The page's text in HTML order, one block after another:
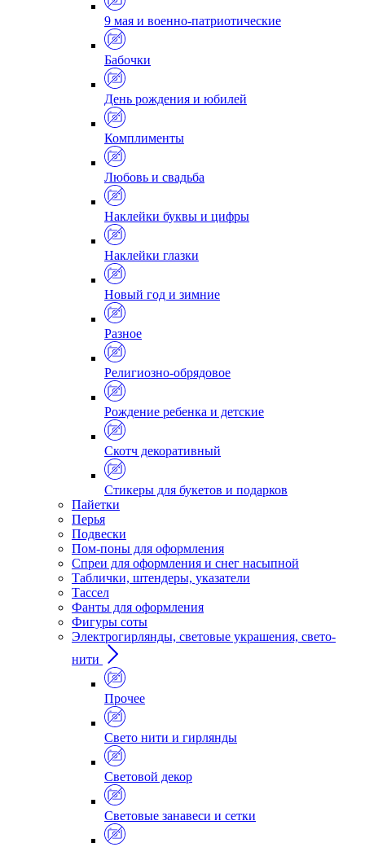
9 мая и военно-патриотические
Бабочки
День рождения и юбилей
Комплименты
Любовь и свадьба
Наклейки буквы и цифры
Наклейки глазки
Новый год и зимние
Разное
Религиозно-обрядовое
Рождение ребенка и детские
Скотч декоративный
Стикеры для букетов и подарков
Пайетки
Перья
Подвески
Пом-поны для оформления
Спреи для оформления и снег насыпной
Таблички, штендеры, указатели
Тассел
Фанты для оформления
Фигуры соты
Электрогирлянды, световые украшения, свето-
нити
Прочее
Свето нити и гирлянды
Световой декор
Световые занавеси и сетки